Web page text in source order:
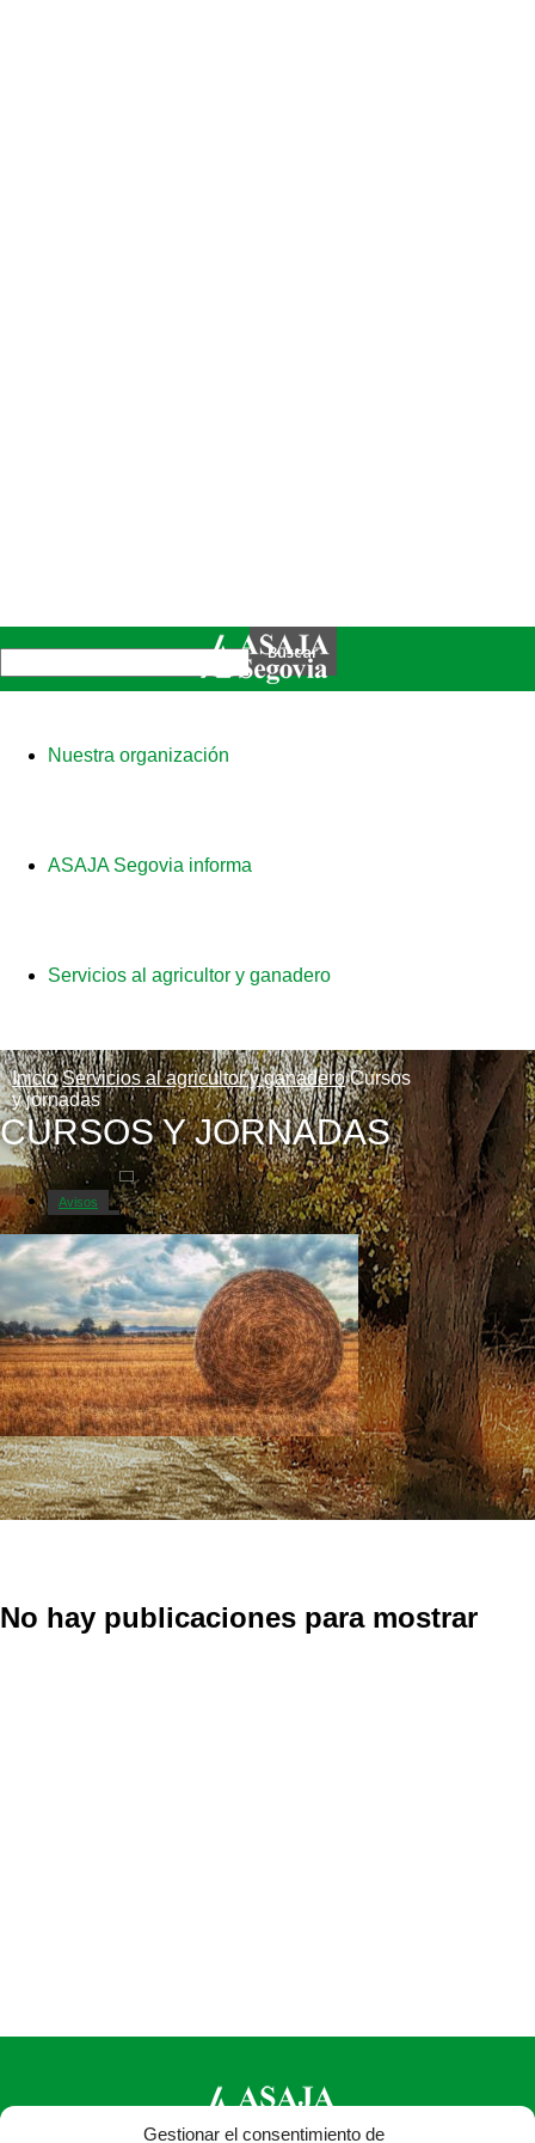
Gestionar el consentimiento de
Nuestra organización
ASAJA Segovia informa
Servicios al agricultor y ganadero
Inicio Servicios al agricultor y ganadero Cursos
y jornadas
CURSOS Y JORNADAS
Avisos
No hay publicaciones para mostrar